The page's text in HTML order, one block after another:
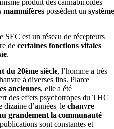
produit des cannabinoïdes
mammifères possèdent un système
SEC est un réseau de récepteurs
de certaines fonctions vitales
.
du 20ème siècle, l’homme a très
à diverses fins. Plante
anciennes, elle a été
des effets psychotropes du THC
d’années, le chanvre
grandement la communauté
sont constantes et